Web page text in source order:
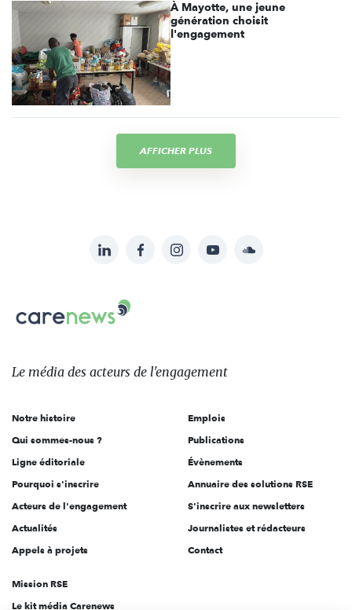
À Mayotte, une jeune
génération choisit
l'engagement
AFFICHER PLUS
sur:
LinkedInFacebookInstagramYouTubeSoundcloud
Carenews,
Le
des
l'engagement
Le média des acteurs de l'engagement
Notre histoire
Qui sommes-nous ?
Ligne éditoriale
Pourquoi s'inscrire
Acteurs de l'engagement
Actualités
Appels à projets
Emplois
Publications
Évènements
Annuaire des solutions RSE
S'inscrire aux newsletters
Journalistes et rédacteurs
Contact
Mission RSE
Le kit média Carenews